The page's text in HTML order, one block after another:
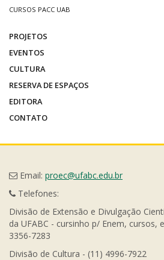
CURSOS PACC UAB
PROJETOS
EVENTOS
CULTURA
RESERVA DE ESPAÇOS
EDITORA
CONTATO
Email: proec@ufabc.edu.br
Telefones:
Divisão de Extensão e Divulgação
da UFABC - cursinho p/ Enem, cursos,
3356-7283
Divisão de Cultura - (11) 4996-7922